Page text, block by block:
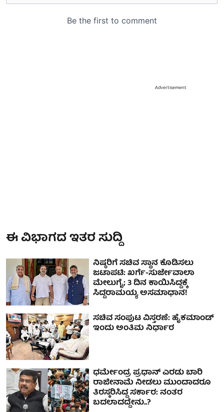
Advertisement
ಈ ವಿಭಾಗದ ಇತರ ಸುದ್ದಿ
ನಿಷ್ಠರಿಗೆ ಸಚಿವ ಸ್ಥಾನ ಕೊಡಿಸಲು
ಜಟಾಪಟಿ: ಖರ್ಗೆ-ಸುರ್ಜೇವಾಲಾ
ಮೇಲುಗೈ; 3 ದಿನ ಕಾಯಿಸಿದ್ದಕ್ಕೆ
ಸಿದ್ದರಾಮಯ್ಯ ಅಸಮಾಧಾನ!
ಸಚಿವ ಸಂಪುಟ ವಿಸ್ತರಣೆ: ಹೈಕಮಾಂಡ್
ಇಂದು ಅಂತಿಮ ನಿರ್ಧಾರ
ಧರ್ಮೇಂದ್ರ ಪ್ರಧಾನ್ ಎರಡು ಬಾರಿ
ರಾಜೀನಾಮೆ ನೀಡಲು ಮುಂದಾದರೂ
ತಿರಸ್ಕರಿಸಿದ್ದ ಸರ್ಕಾರ: ನಂತರ
ಬದಲಾದದ್ದೇನು..?